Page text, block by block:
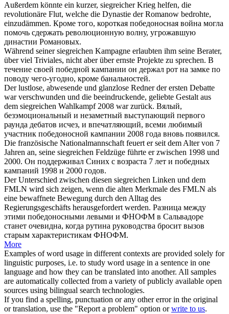
Außerdem könnte ein kurzer, siegreicherKrieg helfen, die
revolutionäre Flut, welche die Dynastie der Romanow bedrohte,
einzudämmen. Кроме того, короткая победоносная война могла
помочь сдержать революционную волну, угрожавшую
династии Романовых.
Während seinersiegreichen Kampagne erlaubten ihm seine Berater,
über viel Triviales, nicht aber über ernste Projekte zu sprechen. В
течение своей победной кампании он держал рот на замке по
поводу чего-угодно, кроме банальностей.
Der lustlose, abwesende und glanzlose Redner der ersten Debatte
war verschwunden und die beeindruckende, geliebte Gestalt aus
dem siegreichen Wahlkampf 2008 war zurück. Вялый,
безэмоциональный и незаметный выступающий первого
раунда дебатов исчез, и впечатляющий, всеми любимый
участник победоносной кампании 2008 года вновь появился.
Die französische Nationalmannschaft feuert er seit dem Alter von 7
Jahren an, seine siegreichen Feldzüge führte er zwischen 1998 und
2000. Он поддерживал Синих с возраста 7 лет и победных
кампаний 1998 и 2000 годов.
Der Unterschied zwischen diesen siegreichen Linken und dem
FMLN wird sich zeigen, wenn die alten Merkmale des FMLN als
eine bewaffnete Bewegung durch den Alltag des
Regierungsgeschäfts herausgefordert werden. Разница между
этими победоносными левыми и ФНОФМ в Сальвадоре
станет очевидна, когда рутина руководства бросит вызов
старым характеристикам ФНОФМ.
More
Examples of word usage in different contexts are provided solely for
linguistic purposes, i.e. to study word usage in a sentence in one
language and how they can be translated into another. All samples
are automatically collected from a variety of publicly available open
sources using bilingual search technologies.
If you find a spelling, punctuation or any other error in the original
or translation, use the "Report a problem" option orwrite to us.